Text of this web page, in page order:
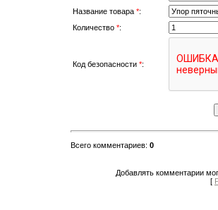
Название товара *:
Количество *:
Код безопасности *:
Всего комментариев: 0
Добавлять комментарии
[